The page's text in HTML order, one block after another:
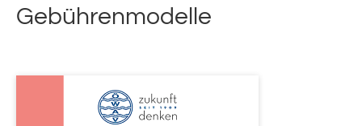
Gebührenmodelle